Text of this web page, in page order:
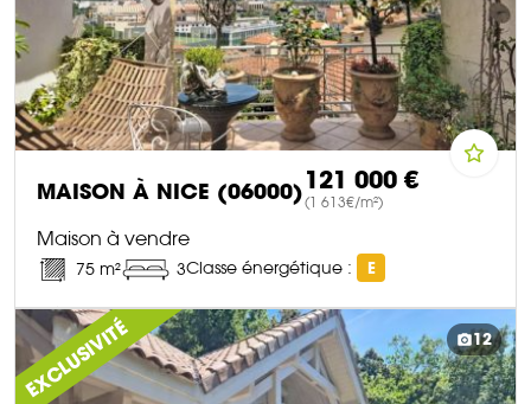
MAISON À NICE (06000)121 000 €
(1 613€/m²)
Maison à vendre
75 m² 3Classe énergétique : E
DÉCOUVRIR CE BIEN
EXCLUSIVITÉ 12